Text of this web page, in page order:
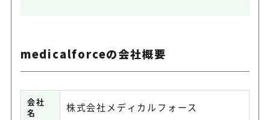
medicalforceの会社概要
会社
名
株式会社メディカルフォース